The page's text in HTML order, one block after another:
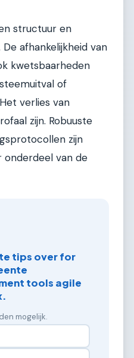
structuur en
afhankelijkheid van
kwetsbaarheden
of
verlies van
zijn. Robuuste
zijn
onderdeel van de
tips over for
tools agile
mogelijk.